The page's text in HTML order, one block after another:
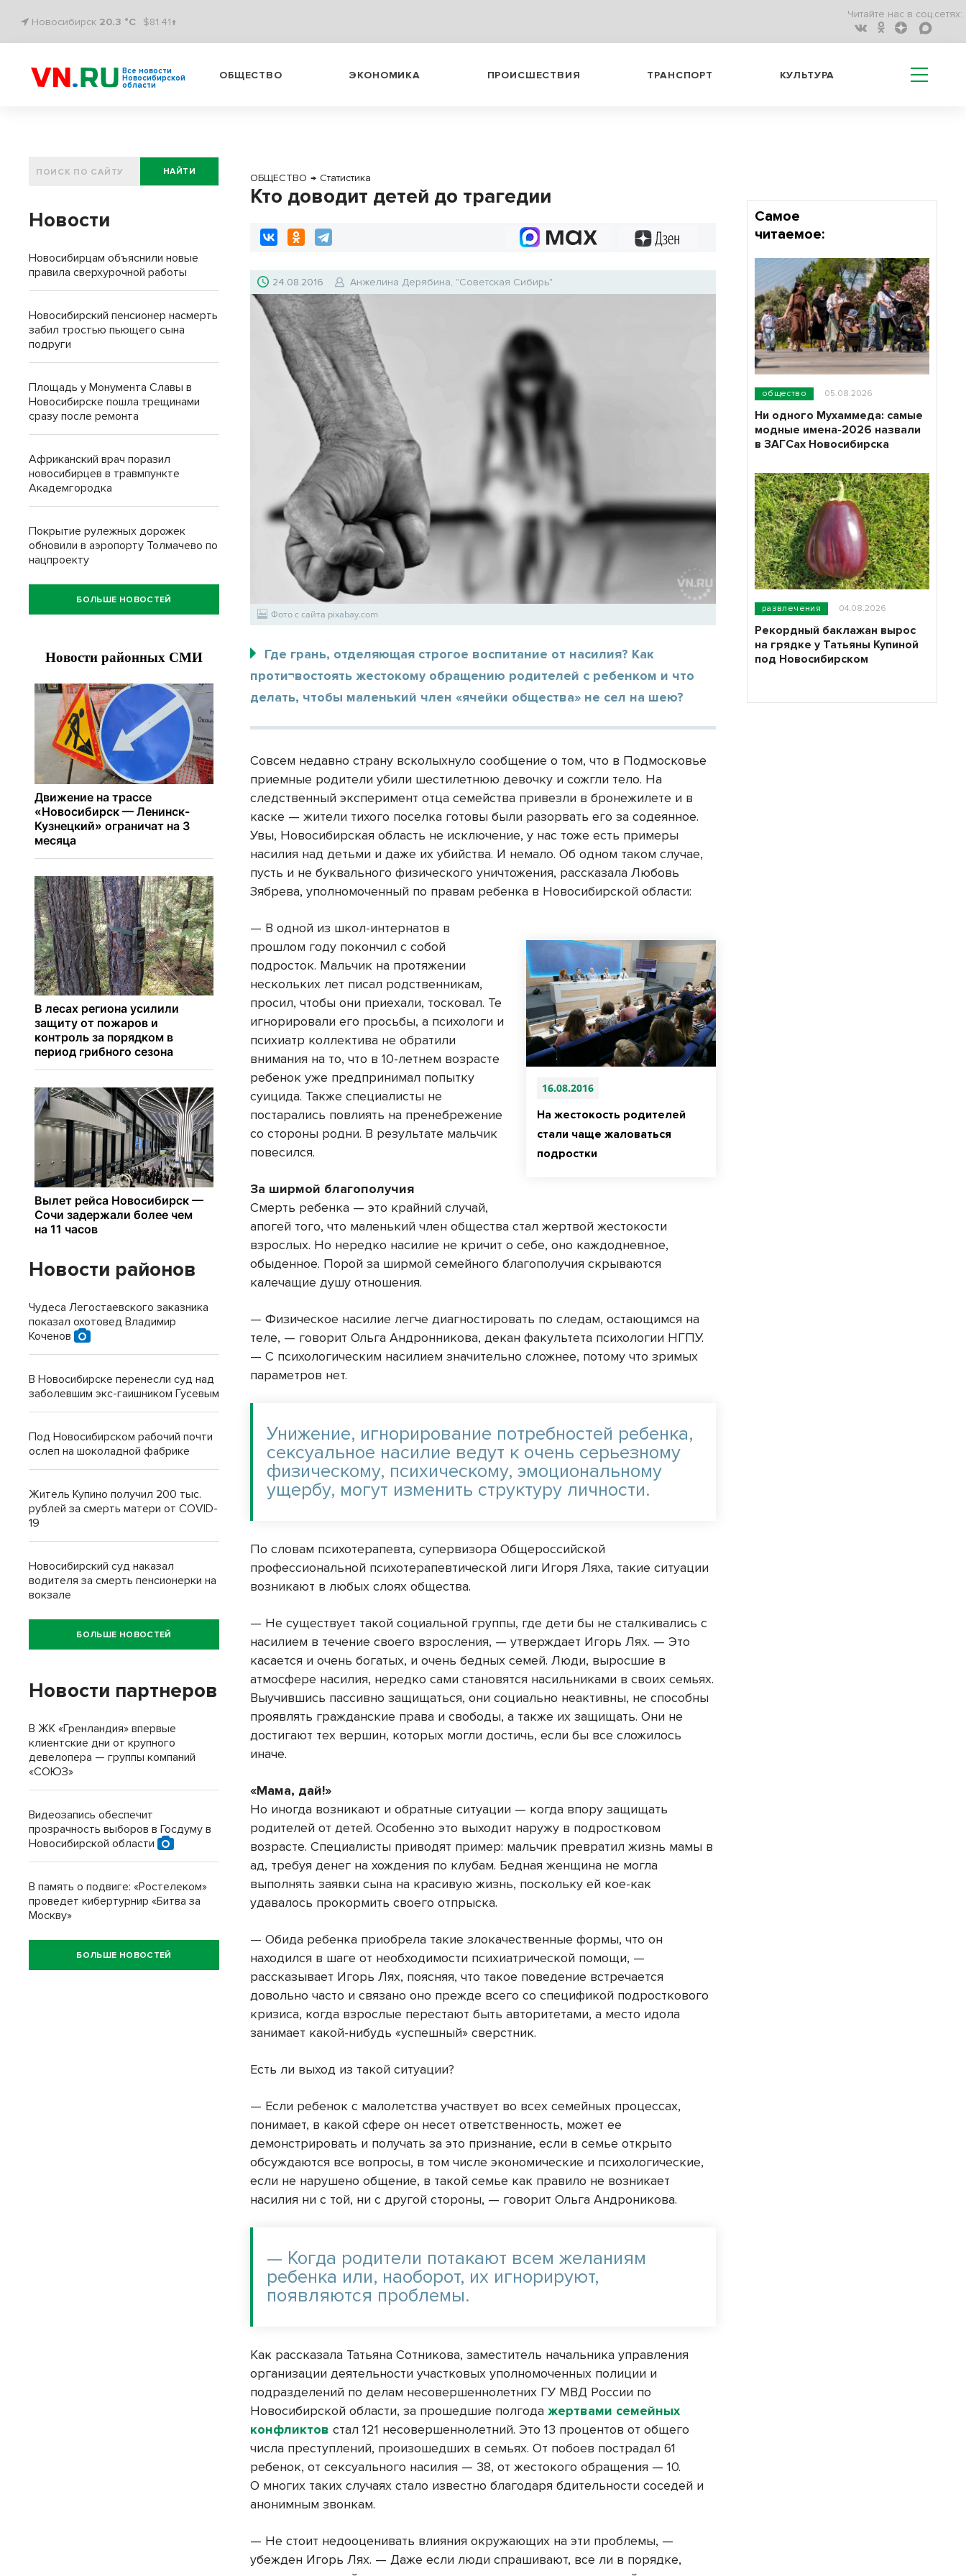
Новосибирск 20.3 °C $81.41↑
Читайте нас в соц.сетях:
Все новости
Новосибирской
области
ОБЩЕСТВО ЭКОНОМИКА ПРОИСШЕСТВИЯ ТРАНСПОРТ КУЛЬТУРА
ОБЩЕСТВО → Статистика
Кто доводит детей до трагедии
24.08.2016 Анжелина Дерябина, "Советская Сибирь"
Фото с сайта pixabay.com
Где грань, отделяющая строгое воспитание от насилия? Как
проти¬востоять жестокому обращению родителей с ребенком и что
делать, чтобы маленький член «ячейки общества» не сел на шею?
Совсем недавно страну всколыхнуло сообщение о том, что в Подмосковье
приемные родители убили шестилетнюю девочку и сожгли тело. На
следственный эксперимент отца семейства привезли в бронежилете и в
каске — жители тихого поселка готовы были разорвать его за содеянное.
Увы, Новосибирская область не исключение, у нас тоже есть примеры
насилия над детьми и даже их убийства. И немало. Об одном таком случае,
пусть и не буквального физического уничтожения, рассказала Любовь
Зябрева, уполномоченный по правам ребенка в Новосибирской области:
16.08.2016
На жестокость родителей
стали чаще жаловаться
подростки
— В одной из школ-интернатов в
прошлом году покончил с собой
подросток. Мальчик на протяжении
нескольких лет писал родственникам,
просил, чтобы они приехали, тосковал. Те
игнорировали его просьбы, а психологи и
психиатр коллектива не обратили
внимания на то, что в 10-летнем возрасте
ребенок уже предпринимал попытку
суицида. Также специалисты не
постарались повлиять на пренебрежение
со стороны родни. В результате мальчик
повесился.
За ширмой благополучия
Смерть ребенка — это крайний случай,
апогей того, что маленький член общества стал жертвой жестокости
взрослых. Но нередко насилие не кричит о себе, оно каждодневное,
обыденное. Порой за ширмой семейного благополучия скрываются
калечащие душу отношения.
— Физическое насилие легче диагностировать по следам, остающимся на
теле, — говорит Ольга Андронникова, декан факультета психологии НГПУ.
— С психологическим насилием значительно сложнее, потому что зримых
параметров нет.
Унижение, игнорирование потребностей ребенка,
сексуальное насилие ведут к очень серьезному
физическому, психическому, эмоциональному
ущербу, могут изменить структуру личности.
По словам психотерапевта, супервизора Общероссийской
профессиональной психотерапевтической лиги Игоря Ляха, такие ситуации
возникают в любых слоях общества.
— Не существует такой социальной группы, где дети бы не сталкивались с
насилием в течение своего взросления, — утверждает Игорь Лях. — Это
касается и очень богатых, и очень бедных семей. Люди, выросшие в
атмосфере насилия, нередко сами становятся насильниками в своих семьях.
Выучившись пассивно защищаться, они социально неактивны, не способны
проявлять гражданские права и свободы, а также их защищать. Они не
достигают тех вершин, которых могли достичь, если бы все сложилось
иначе.
«Мама, дай!»
Но иногда возникают и обратные ситуации — когда впору защищать
родителей от детей. Особенно это выходит наружу в подростковом
возрасте. Специалисты приводят пример: мальчик превратил жизнь мамы в
ад, требуя денег на хождения по клубам. Бедная женщина не могла
выполнять заявки сына на красивую жизнь, поскольку ей кое-как
удавалось прокормить своего отпрыска.
— Обида ребенка приобрела такие злокачественные формы, что он
находился в шаге от необходимости психиатрической помощи, —
рассказывает Игорь Лях, поясняя, что такое поведение встречается
довольно часто и связано оно прежде всего со спецификой подросткового
кризиса, когда взрослые перестают быть авторитетами, а место идола
занимает какой-нибудь «успешный» сверстник.
Есть ли выход из такой ситуации?
— Если ребенок с малолетства участвует во всех семейных процессах,
понимает, в какой сфере он несет ответственность, может ее
демонстрировать и получать за это признание, если в семье открыто
обсуждаются все вопросы, в том числе экономические и психологические,
если не нарушено общение, в такой семье как правило не возникает
насилия ни с той, ни с другой стороны, — говорит Ольга Андроникова.
— Когда родители потакают всем желаниям
ребенка или, наоборот, их игнорируют,
появляются проблемы.
Как рассказала Татьяна Сотникова, заместитель начальника управления
организации деятельности участковых уполномоченных полиции и
подразделений по делам несовершеннолетних ГУ МВД России по
Новосибирской области, за прошедшие полгодажертвами семейных
конфликтов стал 121 несовершеннолетний. Это 13 процентов от общего
числа преступлений, произошедших в семьях. От побоев пострадал 61
ребенок, от сексуального насилия — 38, от жестокого обращения — 10.
О многих таких случаях стало известно благодаря бдительности соседей и
анонимным звонкам.
— Не стоит недооценивать влияния окружающих на эти проблемы, —
убежден Игорь Лях. — Даже если люди спрашивают, все ли в порядке,
НАЙТИ
Новости
Новосибирцам объяснили новые
правила сверхурочной работы
Новосибирский пенсионер насмерть
забил тростью пьющего сына
подруги
Площадь у Монумента Славы в
Новосибирске пошла трещинами
сразу после ремонта
Африканский врач поразил
новосибирцев в травмпункте
Академгородка
Покрытие рулежных дорожек
обновили в аэропорту Толмачево по
нацпроекту
БОЛЬШЕ НОВОСТЕЙ
Новости районов
Чудеса Легостаевского заказника
показал охотовед Владимир
Коченов
В Новосибирске перенесли суд над
заболевшим экс-гаишником Гусевым
Под Новосибирском рабочий почти
ослеп на шоколадной фабрике
Житель Купино получил 200 тыс.
рублей за смерть матери от COVID-
19
Новосибирский суд наказал
водителя за смерть пенсионерки на
вокзале
БОЛЬШЕ НОВОСТЕЙ
Новости партнеров
В ЖК «Гренландия» впервые
клиентские дни от крупного
девелопера — группы компаний
«СОЮЗ»
Видеозапись обеспечит
прозрачность выборов в Госдуму в
Новосибирской области
В память о подвиге: «Ростелеком»
проведет кибертурнир «Битва за
Москву»
БОЛЬШЕ НОВОСТЕЙ
Самое
читаемое:
общество 05.08.2026
Ни одного Мухаммеда: самые
модные имена-2026 назвали
в ЗАГСах Новосибирска
развлечения 04.08.2026
Рекордный баклажан вырос
на грядке у Татьяны Купиной
под Новосибирском